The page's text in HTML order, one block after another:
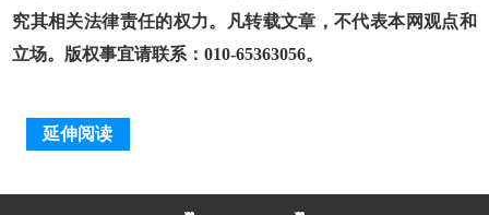
究其相关法律责任的权力。凡转载文章，不代表本网观点和
立场。版权事宜请联系：010-65363056。
延伸阅读